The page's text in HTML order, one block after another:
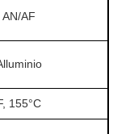
AN/AF
155°C